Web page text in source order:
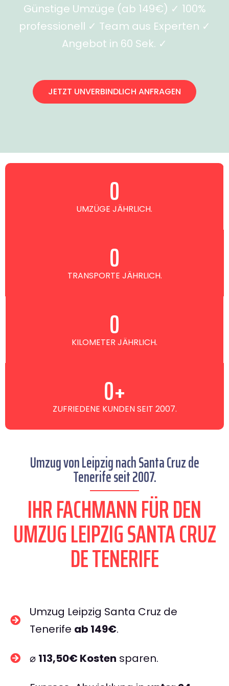
Günstige Umzüge (ab 149€) ✓ 100%
professionell ✓ Team aus Experten ✓
Angebot in 60 Sek. ✓
JETZT UNVERBINDLICH ANFRAGEN
UMZÜGE JÄHRLICH.
0
TRANSPORTE JÄHRLICH.
0
KILOMETER JÄHRLICH.
0
ZUFRIEDENE KUNDEN SEIT 2007.
0+
Umzug von Leipzig nach Santa Cruz de
Tenerife seit 2007.
IHR FACHMANN FÜR DEN
UMZUG LEIPZIG SANTA CRUZ
DE TENERIFE
Umzug Leipzig Santa Cruz de
Tenerife ab 149€.
⌀ 113,50€ Kosten sparen.